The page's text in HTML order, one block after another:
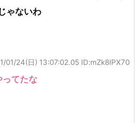
ゃないわ
01/24(日) 13:07:02.05 ID:mZk8IPX70
てたな